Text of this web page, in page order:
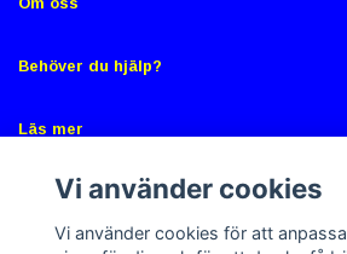
Behöver du hjälp?
Läs mer
Sociala medier
Vi använder cookies
Vi använder cookies för att